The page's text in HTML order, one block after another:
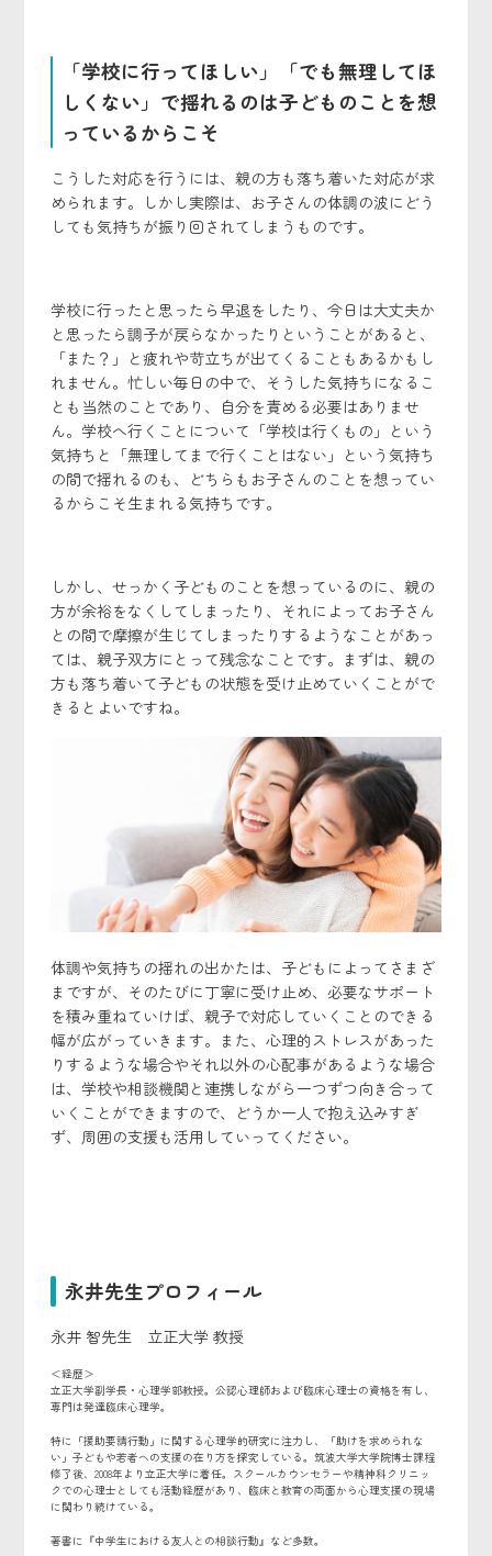
「学校に行ってほしい」「でも無理してほ
しくない」で揺れるのは子どものことを想
っているからこそ
こうした対応を行うには、親の方も落ち着いた対応が求
められます。しかし実際は、お子さんの体調の波にどう
しても気持ちが振り回されてしまうものです。
学校に行ったと思ったら早退をしたり、今日は大丈夫か
と思ったら調子が戻らなかったりということがあると、
「また？」と疲れや苛立ちが出てくることもあるかもし
れません。忙しい毎日の中で、そうした気持ちになるこ
とも当然のことであり、自分を責める必要はありませ
ん。学校へ行くことについて「学校は行くもの」という
気持ちと「無理してまで行くことはない」という気持ち
の間で揺れるのも、どちらもお子さんのことを想ってい
るからこそ生まれる気持ちです。
しかし、せっかく子どものことを想っているのに、親の
方が余裕をなくしてしまったり、それによってお子さん
との間で摩擦が生じてしまったりするようなことがあっ
ては、親子双方にとって残念なことです。まずは、親の
方も落ち着いて子どもの状態を受け止めていくことがで
きるとよいですね。
体調や気持ちの揺れの出かたは、子どもによってさまざ
まですが、そのたびに丁寧に受け止め、必要なサポート
を積み重ねていけば、親子で対応していくことのできる
幅が広がっていきます。また、心理的ストレスがあった
りするような場合やそれ以外の心配事があるような場合
は、学校や相談機関と連携しながら一つずつ向き合って
いくことができますので、どうか一人で抱え込みすぎ
ず、周囲の支援も活用していってください。
永井先生プロフィール
永井 智先生 立正大学 教授
＜経歴＞
立正大学副学長・心理学部教授。公認心理師および臨床心理士の資格を有し、
専門は発達臨床心理学。
特に「援助要請行動」に関する心理学的研究に注力し、「助けを求められな
い」子どもや若者への支援の在り方を探究している。筑波大学大学院博士課程
修了後、2008年より立正大学に着任。スクールカウンセラーや精神科クリニッ
クでの心理士としても活動経歴があり、臨床と教育の両面から心理支援の現場
に関わり続けている。
著書に『中学生における友人との相談行動』など多数。